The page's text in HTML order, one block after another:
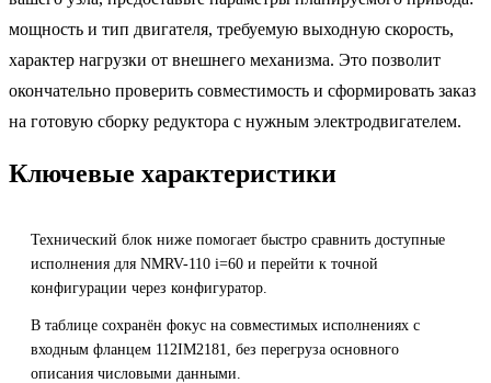
мощность и тип двигателя, требуемую выходную скорость,
характер нагрузки от внешнего механизма. Это позволит
окончательно проверить совместимость и сформировать заказ
на готовую сборку редуктора с нужным электродвигателем.
Ключевые характеристики
Технический блок ниже помогает быстро сравнить доступные
исполнения для NMRV-110 i=60 и перейти к точной
конфигурации через конфигуратор.
В таблице сохранён фокус на совместимых исполнениях с
входным фланцем 112IM2181, без перегруза основного
описания числовыми данными.